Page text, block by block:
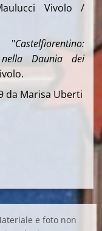
Vivolo /
"Castelfiorentino:
Daunia dei
da Marisa Uberti
e foto non